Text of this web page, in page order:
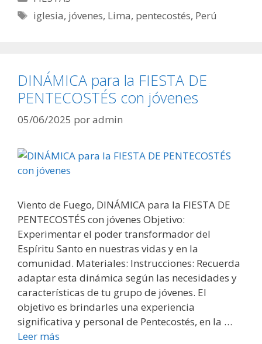
Etiquetas
iglesia, jóvenes, Lima, pentecostés, Perú
DINÁMICA para la FIESTA DE
PENTECOSTÉS con jóvenes
05/06/2025 poradmin
Viento de Fuego, DINÁMICA para la FIESTA DE
PENTECOSTÉS con jóvenes Objetivo:
Experimentar el poder transformador del
Espíritu Santo en nuestras vidas y en la
comunidad. Materiales: Instrucciones: Recuerda
adaptar esta dinámica según las necesidades y
características de tu grupo de jóvenes. El
objetivo es brindarles una experiencia
significativa y personal de Pentecostés, en la …
Leer más